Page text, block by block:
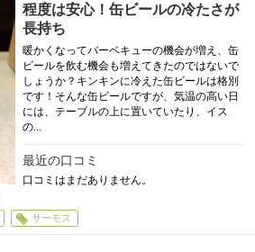
程度は安心！缶ビールの冷たさが
長持ち
暖かくなってバーベキューの機会が増え、缶
ビールを飲む機会も増えてきたのではないで
しょうか？キンキンに冷えた缶ビールは格別
です！そんな缶ビールですが、気温の高い日
には、テーブルの上に置いていたり、イス
の...
最近の口コミ
口コミはまだありません。
サーモス